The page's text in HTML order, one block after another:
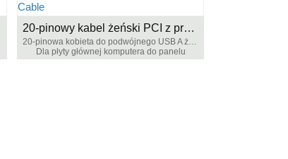
20-pinowy kabel żeński PCI z przegrodą 20 pinów na USB
20-pinowa kobieta do podwójnego USB A żeńska
Dla płyty głównej komputera do panelu